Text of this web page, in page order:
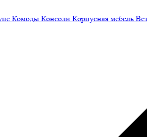
Комоды Консоли Корпусная мебель